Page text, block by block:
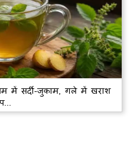
में सर्दी-जुकाम, गले में खराश